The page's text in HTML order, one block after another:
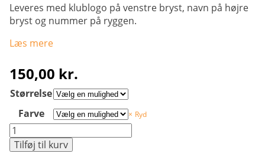
Leveres med klublogo på venstre bryst, navn på højre
bryst og nummer på ryggen.
Læs mere
150,00 kr.
Størrelse
Farve
Ryd
HmlAuthentic
-
Trænings
Tilføj til kurv